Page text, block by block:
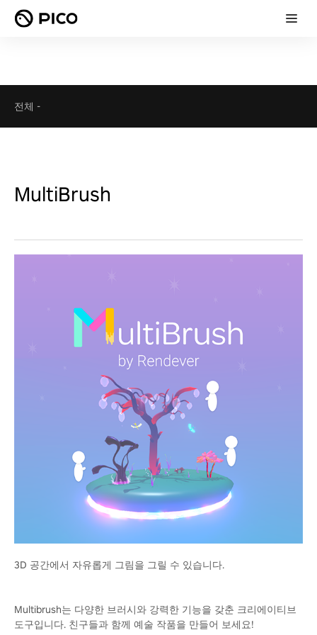
전체 -
MultiBrush
3D 공간에서 자유롭게 그림을 그릴 수 있습니다.
Multibrush는 다양한 브러시와 강력한 기능을 갖춘 크리에이티브
도구입니다. 친구들과 함께 예술 작품을 만들어 보세요!